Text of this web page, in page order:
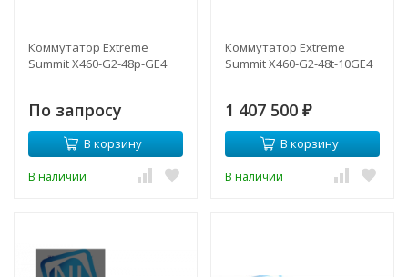
Коммутатор Extreme
Summit X460-G2-48p-GE4
По запросу
В корзину
В наличии
Коммутатор Extreme
Summit X460-G2-48t-10GE4
1 407 500 ₽
В корзину
В наличии